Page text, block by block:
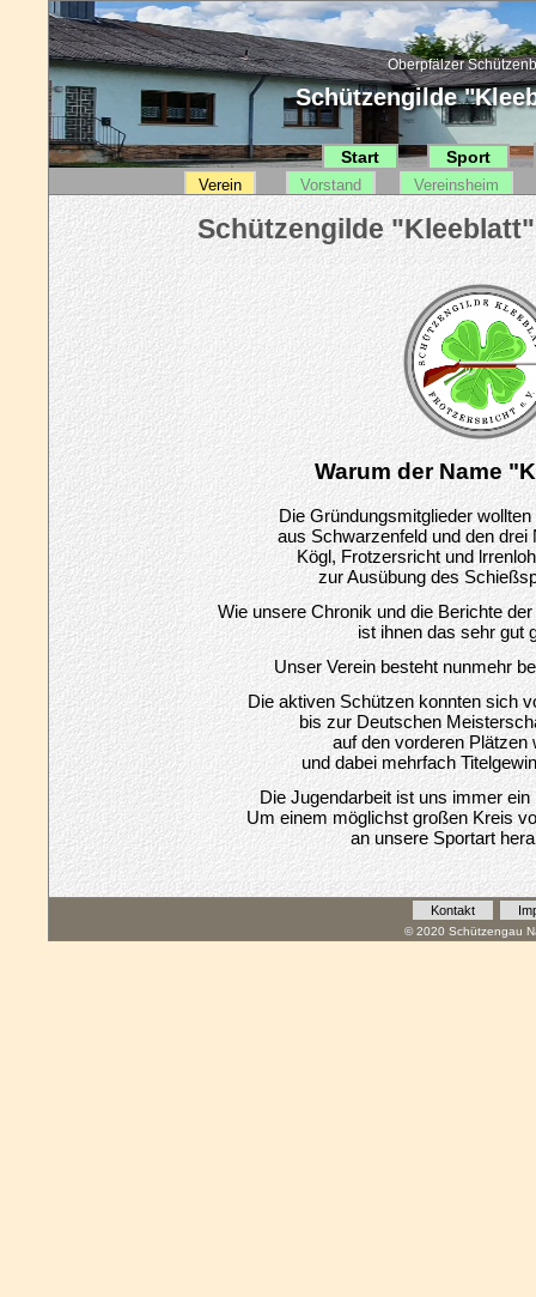
Oberpfälzer
Schützengilde
Start Sport
Verein Vorstand Vereinsheim
Warum der Name
Die Gründungsmitglieder
aus Schwarzenfeld und den drei
Kögl, Frotzersricht und
zur Ausübung des
Wie unsere Chronik und die Berichte
ist ihnen das sehr gut
Unser Verein besteht nunmehr
Die aktiven Schützen konnten sich
bis zur Deutschen
auf den vorderen Plätzen
und dabei mehrfach
Die Jugendarbeit ist uns immer
Um einem möglichst großen Kreis
an unsere Sportart
Kontakt
© 2020 Schützengau